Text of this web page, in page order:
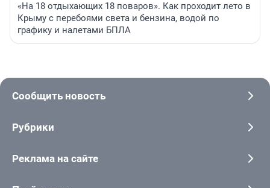
«На 18 отдыхающих 18 поваров». Как проходит лето в
Крыму с перебоями света и бензина, водой по
графику и налетами БПЛА
Сообщить новость
Рубрики
Реклама на сайте